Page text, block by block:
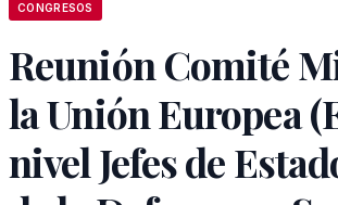
CONGRESOS
Reunión Comité
la Unión Europea
nivel Jefes de